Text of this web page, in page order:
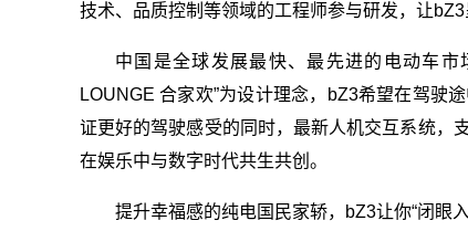
技术、品质控制等领域的工程师参与研发，让bZ3
中国是全球发展最快、最先进的电动车市
LOUNGE 合家欢”为设计理念，bZ3希望在驾驶
证更好的驾驶感受的同时，最新人机交互系统，
在娱乐中与数字时代共生共创。
提升幸福感的纯电国民家轿，bZ3让你“闭眼